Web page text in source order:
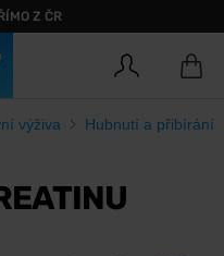
Z ČR
výživa Hubnutí a přibírání